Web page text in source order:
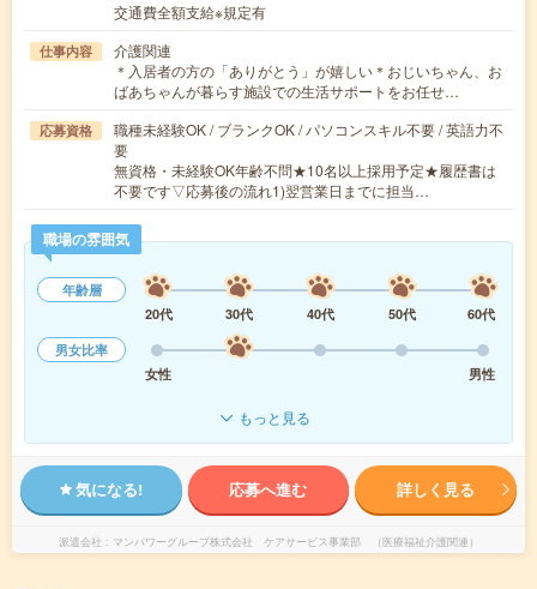
交通費全額支給※規定有
仕事内容
介護関連
＊入居者の方の「ありがとう」が嬉しい＊おじいちゃん、お
ばあちゃんが暮らす施設での生活サポートをお任せ…
応募資格
職種未経験OK / ブランクOK / パソコンスキル不要 / 英語力不
要
無資格・未経験OK年齢不問★10名以上採用予定★履歴書は
不要です▽応募後の流れ1)翌営業日までに担当…
職場の雰囲気
年齢層
20代
30代 40代 50代
60代
男女比率
女性
男性
もっと見る
気になる! 応募へ進む 詳しく見る
派遣会社 マンパワーグループ株式会社 ケアサービス事業部 （医療福祉介護関連）